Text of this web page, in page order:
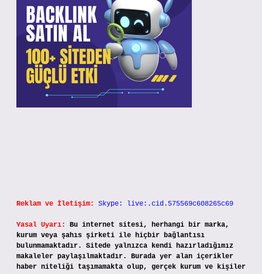
Reklam ve İletişim: Skype: live:.cid.575569c608265c69
Yasal Uyarı:
Bu internet sitesi, herhangi bir marka,
kurum veya şahıs şirketi ile hiçbir bağlantısı
bulunmamaktadır. Sitede yalnızca kendi hazırladığımız
makaleler paylaşılmaktadır. Burada yer alan içerikler
haber niteliği taşımamakta olup, gerçek kurum ve kişiler